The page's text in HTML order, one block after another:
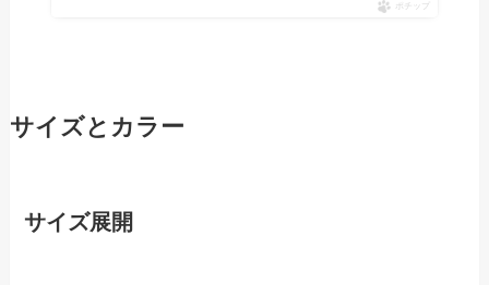
ポチップ
サイズとカラー
サイズ展開